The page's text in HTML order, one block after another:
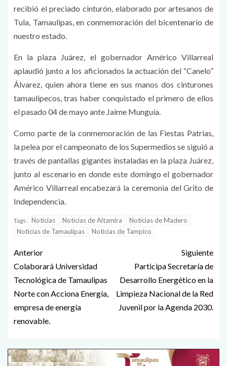
recibió el preciado cinturón, elaborado por artesanos de
Tula, Tamaulipas, en conmemoración del bicentenario de
nuestro estado.
En la plaza Juárez, el gobernador Américo Villarreal
aplaudió junto a los aficionados la actuación del “Canelo”
Álvarez, quien ahora tiene en sus manos dos cinturones
tamaulipecos, tras haber conquistado el primero de ellos
el pasado 04 de mayo ante Jaime Munguía.
Como parte de la conmemoración de las Fiestas Patrias,
la pelea por el campeonato de los Supermedios se siguió a
través de pantallas gigantes instaladas en la plaza Juárez,
junto al escenario en donde este domingo el gobernador
Américo Villarreal encabezará la ceremonia del Grito de
Independencia.
Tags: Noticias Noticias de Altamira
Noticias de Madero
Noticias de Tamaulipas
Noticias de Tampico
Anterior
Colaborará Universidad
Tecnológica de Tamaulipas
Norte con Acciona Energía,
empresa de energía
renovable.
Siguiente
Participa Secretaría de
Desarrollo Energético en la
Limpieza Nacional de la Red
Juvenil por la Agenda 2030.